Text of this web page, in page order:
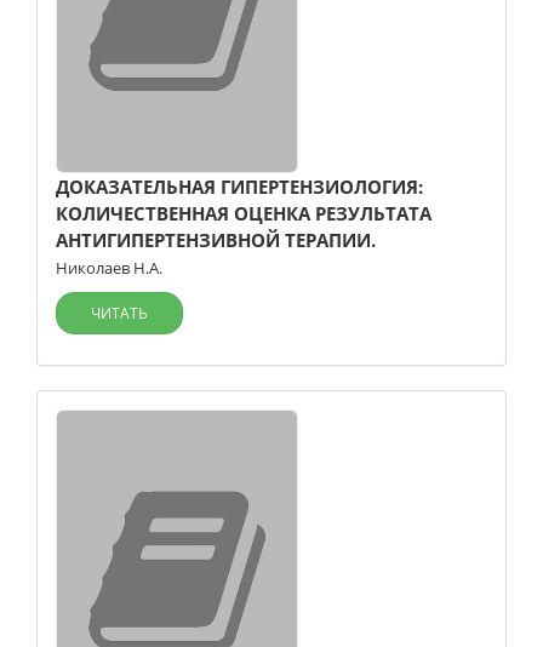
ДОКАЗАТЕЛЬНАЯ ГИПЕРТЕНЗИОЛОГИЯ:
КОЛИЧЕСТВЕННАЯ ОЦЕНКА РЕЗУЛЬТАТА
АНТИГИПЕРТЕНЗИВНОЙ ТЕРАПИИ.
Николаев Н.А.
ЧИТАТЬ